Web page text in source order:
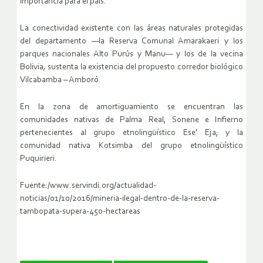
La conectividad existente con las áreas naturales protegidas
del departamento —la Reserva Comunal Amarakaeri y los
parques nacionales Alto Purús y Manu— y los de la vecina
Bolivia, sustenta la existencia del propuesto corredor biológico
Vilcabamba – Amboró.
En la zona de amortiguamiento se encuentran las
comunidades nativas de Palma Real, Sonene e Infierno
pertenecientes al grupo etnolingüístico Ese’ Eja; y la
comunidad nativa Kotsimba del grupo etnolingüístico
Puquirieri.
Fuente:/www.servindi.org/actualidad-
noticias/01/10/2016/mineria-ilegal-dentro-de-la-reserva-
tambopata-supera-450-hectareas